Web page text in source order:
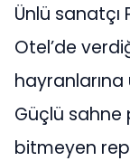
Ünlü sanatçı
Otel’de
Güçlü sahne
bitmeyen